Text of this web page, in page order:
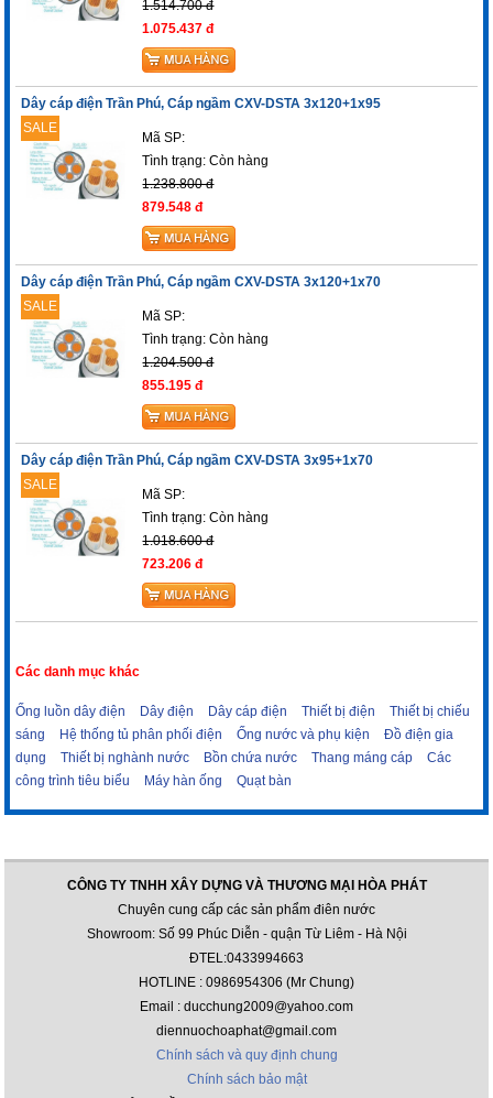
1.514.700 đ
1.075.437 đ
Dây cáp điện Trần Phú, Cáp ngầm CXV-DSTA 3x120+1x95
SALE
Mã SP:
Tình trạng:Còn hàng
1.238.800 đ
879.548 đ
Dây cáp điện Trần Phú, Cáp ngầm CXV-DSTA 3x120+1x70
SALE
Mã SP:
Tình trạng:Còn hàng
1.204.500 đ
855.195 đ
Dây cáp điện Trần Phú, Cáp ngầm CXV-DSTA 3x95+1x70
SALE
Mã SP:
Tình trạng:Còn hàng
1.018.600 đ
723.206 đ
Các danh mục khác
Ống luồn dây điện Dây điện Dây cáp điện Thiết bị điện
Thiết bị chiếu
sáng
Hệ thống tủ phân phối điện Ống nước và phụ kiện
Đồ điện gia
dụng
Thiết bị nghành nước Bồn chứa nước Thang máng cáp
Các
công trình tiêu biểu
Máy hàn ống Quạt bàn
CÔNG TY TNHH XÂY DỰNG VÀ THƯƠNG MẠI HÒA PHÁT
Chuyên cung cấp các sản phẩm điên nước
Showroom: Số 99 Phúc Diễn - quận Từ Liêm - Hà Nội
ĐTEL:0433994663
HOTLINE : 0986954306 (Mr Chung)
Email : ducchung2009@yahoo.com
diennuochoaphat@gmail.com
Chính sách và quy định chung
Chính sách bảo mật